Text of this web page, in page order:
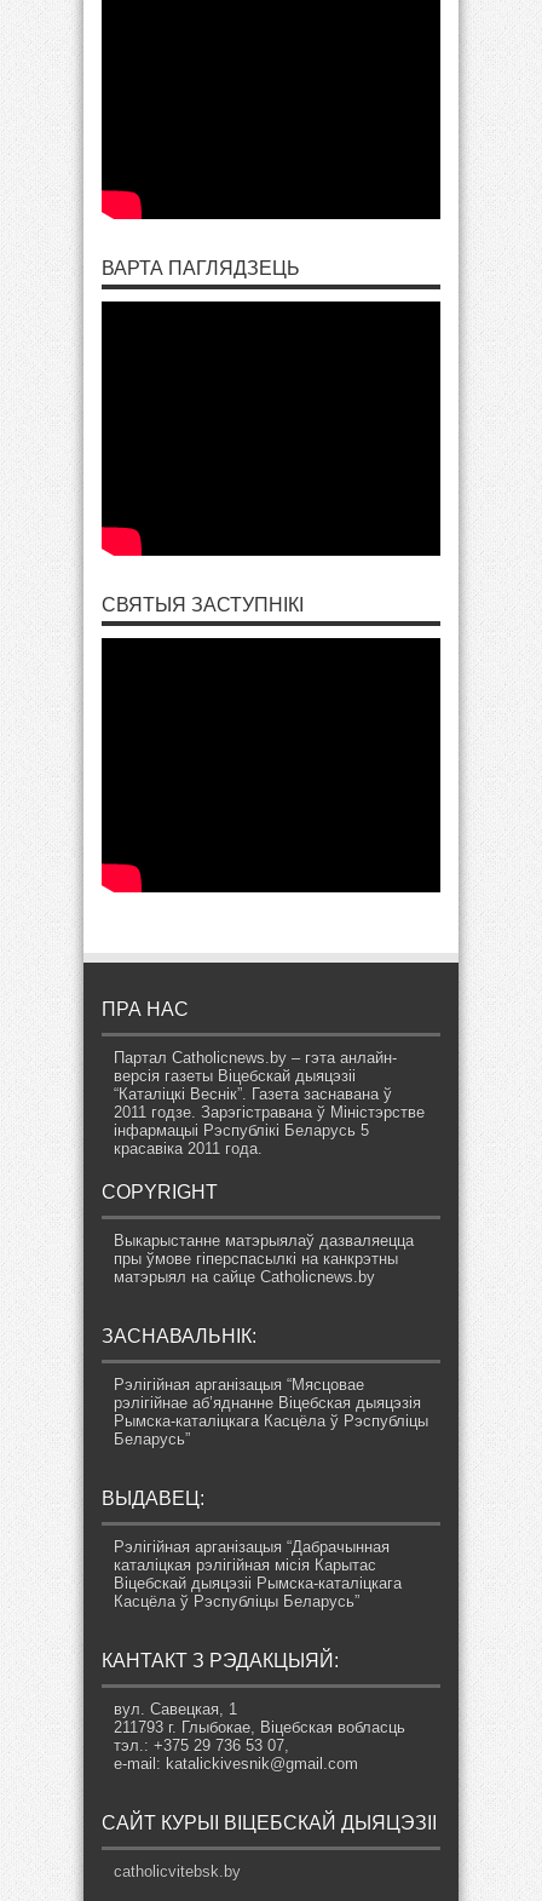
ВАРТА ПАГЛЯДЗЕЦЬ
СВЯТЫЯ ЗАСТУПНІКІ
ПРА НАС
Партал Catholicnews.by – гэта анлайн-
версія газеты Віцебскай дыяцэзіі
“Каталіцкі Веснік”. Газета заснавана ў
2011 годзе. Зарэгістравана ў Міністэрстве
інфармацыі Рэспублікі Беларусь 5
красавіка 2011 года.
COPYRIGHT
Выкарыстанне матэрыялаў дазваляецца
пры ўмове гіперспасылкі на канкрэтны
матэрыял на сайце Catholicnews.by
ЗАСНАВАЛЬНІК:
Рэлігійная арганізацыя “Мясцовае
рэлігійнае аб’яднанне Віцебская дыяцэзія
Рымска-каталіцкага Касцёла ў Рэспубліцы
Беларусь”
ВЫДАВЕЦ:
Рэлігійная арганізацыя “Дабрачынная
каталіцкая рэлігійная місія Карытас
Віцебскай дыяцэзіі Рымска-каталіцкага
Касцёла ў Рэспубліцы Беларусь”
КАНТАКТ З РЭДАКЦЫЯЙ:
вул. Савецкая, 1
211793 г. Глыбокае, Віцебская вобласць
тэл.: +375 29 736 53 07,
e-mail: katalickivesnik@gmail.com
САЙТ КУРЫІ ВІЦЕБСКАЙ ДЫЯЦЭЗІІ
catholicvitebsk.by